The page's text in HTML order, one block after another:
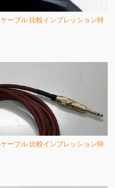
ーブル 比較インプレッション特
ーブル 比較インプレッション特